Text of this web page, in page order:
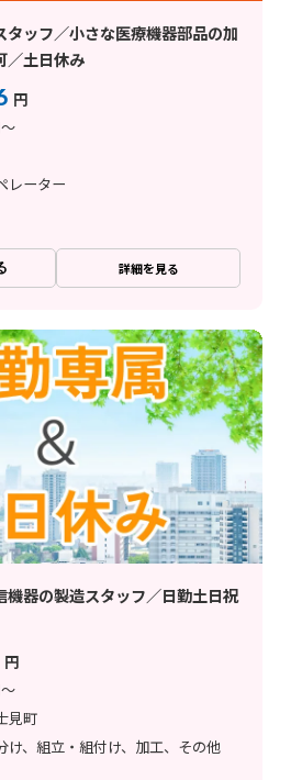
タッフ／小さな医療機器部品の加
／土日休み
円
レーター
詳細を見る
機器の製造スタッフ／日勤土日祝
円
見町
け、組立・組付け、加工、その他